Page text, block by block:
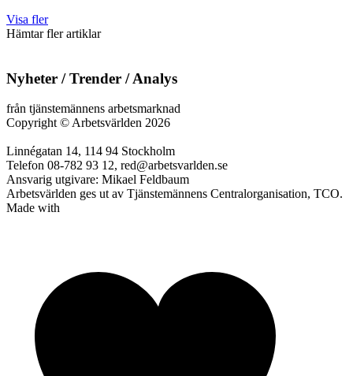
Visa fler
Hämtar fler artiklar
Nyheter / Trender / Analys
från tjänstemännens arbetsmarknad
Copyright © Arbetsvärlden 2026
Linnégatan 14, 114 94 Stockholm
Telefon 08-782 93 12, red@arbetsvarlden.se
Ansvarig utgivare: Mikael Feldbaum
Arbetsvärlden ges ut av Tjänstemännens Centralorganisation, TCO.
Made with